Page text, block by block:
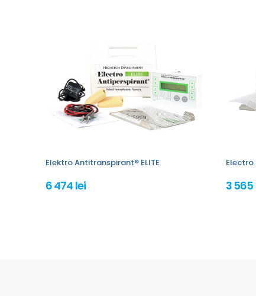
Elektro Antitranspirant® ELITE
6 474 lei
Electro
3 565